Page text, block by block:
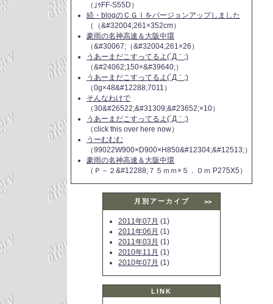
（｣ｩFF-S55D）
続・blogのＣＧＩをバージョンアップしました
（（&#32004;261×352cm）
豪雨の名神高速＆大阪中環
（&#30067;（&#32004;261×26）
うあーまだこすってるよ(´Д｀;)
（&#24062;150×&#39640;）
うあーまだこすってるよ(´Д｀;)
（0g×48&#12288;7011）
そんなわけで
（30&#26522;&#31309;&#23652;×10）
うあーまだこすってるよ(´Д｀;)
（click this over here now）
うーむむむ
（99022W900×D900×H850&#12304;&#12513;）
豪雨の名神高速＆大阪中環
（Ｐ－２&#12288;７５ｍｍ×５．０ｍ P275X5）
月別アーカイブ >>
2011年07月 (1)
2011年06月 (1)
2011年03月 (1)
2010年11月 (1)
2010年07月 (1)
LINK